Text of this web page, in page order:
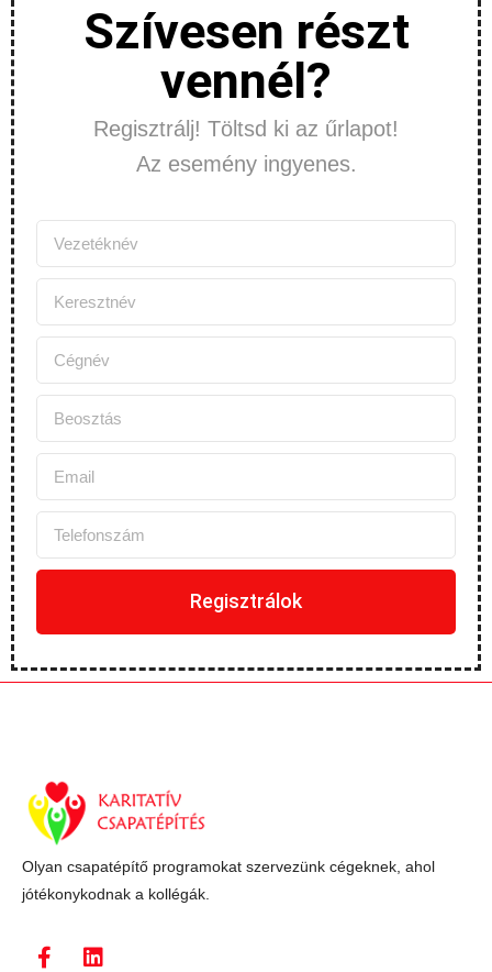
Szívesen részt
vennél?
Regisztrálj! Töltsd ki az űrlapot!
Az esemény ingyenes.
Regisztrálok
Olyan csapatépítő programokat szervezünk cégeknek, ahol
jótékonykodnak a kollégák.